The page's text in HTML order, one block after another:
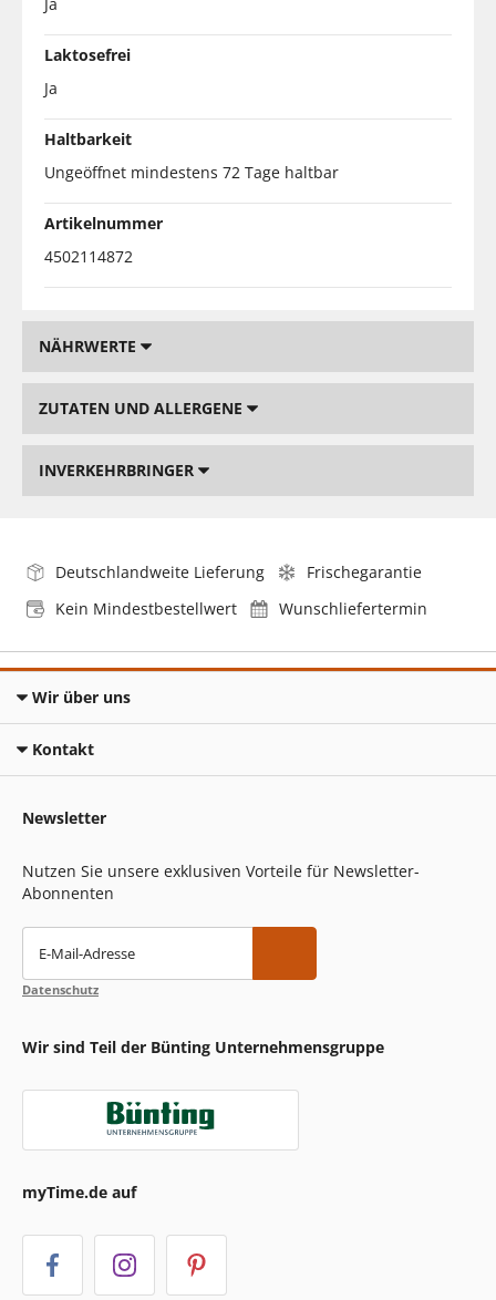
Laktosefrei
Ja
Haltbarkeit
Ungeöffnet mindestens 72 Tage haltbar
Artikelnummer
4502114872
NÄHRWERTE
ZUTATEN UND ALLERGENE
INVERKEHRBRINGER
Deutschlandweite Lieferung
Frischegarantie
Kein Mindestbestellwert
Wunschliefertermin
Wir über uns
Kontakt
Newsletter
Nutzen Sie unsere exklusiven Vorteile für Newsletter-
Abonnenten
E-Mail-Adresse
Datenschutz
Wir sind Teil der Bünting Unternehmensgruppe
myTime.de auf